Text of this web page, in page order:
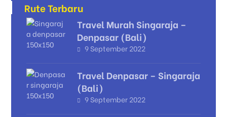
Rute Terbaru
Travel Murah Singaraja –
Denpasar (Bali)
9 September 2022
Travel Denpasar – Singaraja
(Bali)
9 September 2022